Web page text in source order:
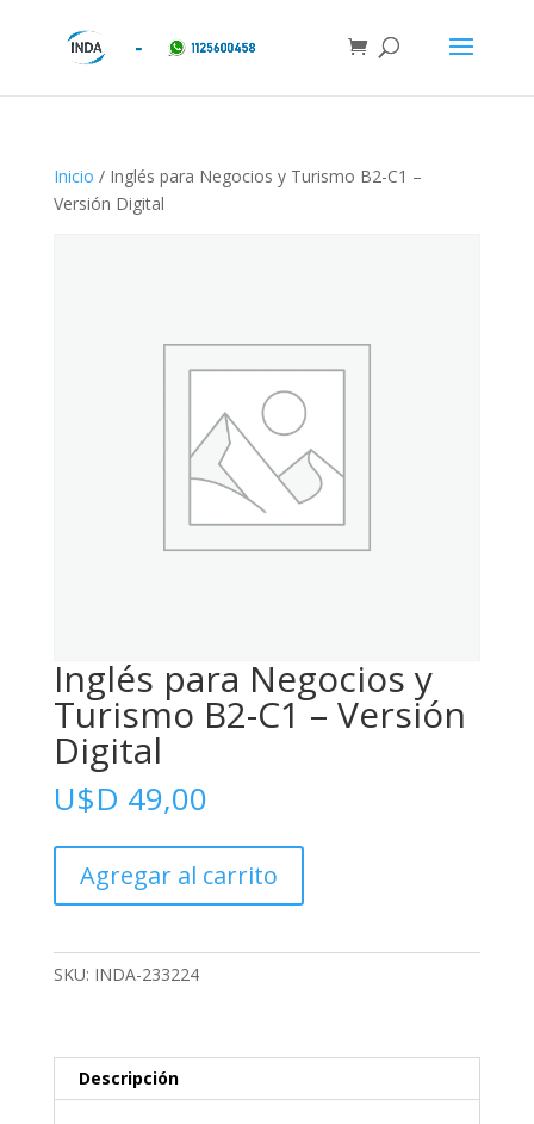
Inicio / Inglés para Negocios y Turismo B2-C1 –
Versión Digital
Inglés para Negocios y
Turismo B2-C1 – Versión
Digital
U$D 49,00
para
Turismo
Versión
Digital
Agregar al carrito
SKU: INDA-233224
Descripción